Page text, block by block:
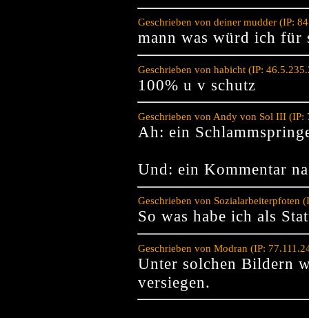
Geschrieben von deiner mudder (IP:
mann was würd ich für
Geschrieben von habicht (IP:
100% u v schutz
Geschrieben von Andy von Sol III
Ah: ein
Und: ein Kommentar
Geschrieben von Sozialarbeiterpfoten
So was habe ich als
Geschrieben von Modran (IP:
Unter solchen Bildern
versiegen.